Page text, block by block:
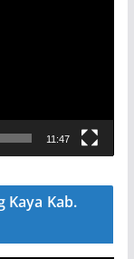
11:47
Kaya Kab.